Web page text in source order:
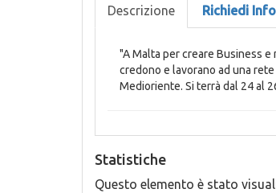
Descrizione Richiedi
"A Malta per creare Business
credono e lavorano ad una
Medioriente. Si terrà dal 24 al
Statistiche
Questo elemento è stato